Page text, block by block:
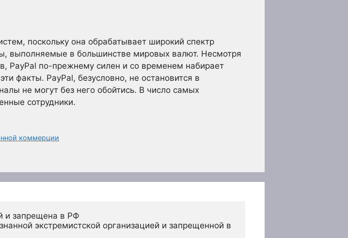
поскольку она обрабатывает широкий спектр
выполняемые в большинстве мировых валют. Несмотря
PayPal по-прежнему силен и со временем набирает
факты. PayPal, безусловно, не остановится в
не могут без него обойтись. В число самых
сотрудники.
коммерции
и запрещена в РФ
экстремистской организацией и запрещенной в